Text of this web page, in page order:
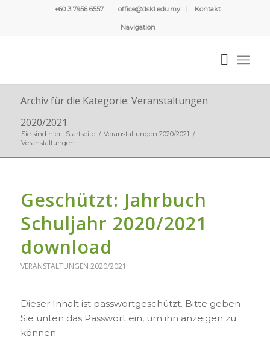
+60 3 7956 6557 office@dskl.edu.my Kontakt
Navigation
Archiv für die Kategorie: Veranstaltungen
2020/2021
Sie sind hier: Startseite / Veranstaltungen 2020/2021 /
Veranstaltungen
Geschützt: Jahrbuch
Schuljahr 2020/2021
download
VERANSTALTUNGEN 2020/2021
Dieser Inhalt ist passwortgeschützt. Bitte geben
Sie unten das Passwort ein, um ihn anzeigen zu
können.